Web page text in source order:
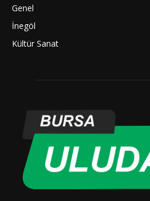
Genel
İnegöl
Kültür Sanat